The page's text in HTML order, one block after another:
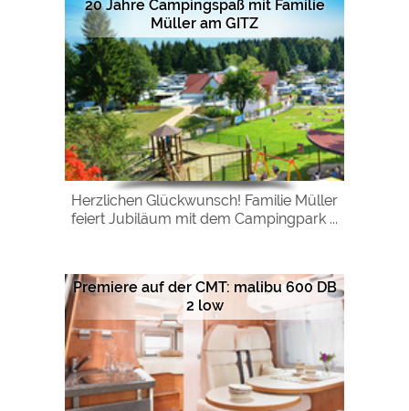
20 Jahre Campingspaß mit Familie
Müller am GITZ
Herzlichen Glückwunsch! Familie Müller
feiert Jubiläum mit dem Campingpark ...
Premiere auf der CMT: malibu 600 DB
2 low